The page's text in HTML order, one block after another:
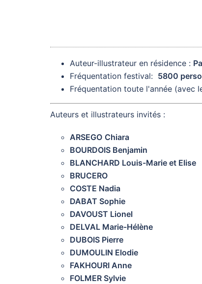
Auteur-illustrateur en résidence :
Fréquentation festival: 5800
Fréquentation toute l'année (avec
Auteurs et illustrateurs invités :
ARSEGO Chiara
BOURDOIS Benjamin
BLANCHARD Louis-Marie et Elise
BRUCERO
COSTE Nadia
DABAT Sophie
DAVOUST Lionel
DELVAL Marie-Hélène
DUBOIS Pierre
DUMOULIN Elodie
FAKHOURI Anne
FOLMER Sylvie